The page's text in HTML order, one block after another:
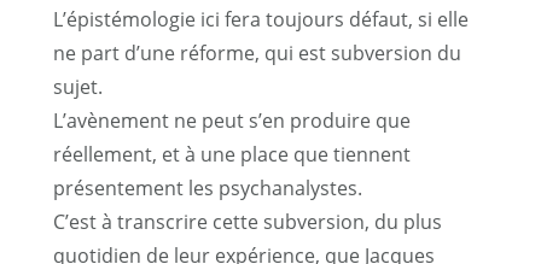
L’épistémologie ici fera toujours défaut, si elle
ne part d’une réforme, qui est subversion du
sujet.
L’avènement ne peut s’en produire que
réellement, et à une place que tiennent
présentement les psychanalystes.
C’est à transcrire cette subversion, du plus
quotidien de leur expérience, que Jacques